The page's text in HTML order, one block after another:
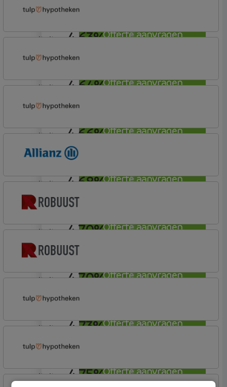
Offerte aanvragen
4,63%
Offerte aanvragen
annuiteit
4,64%
Offerte aanvragen
Tulp Compleet Hypotheken
annuiteit
4,66%
Offerte aanvragen
Tulp Compleet Hypotheken
annuiteit
4,68%
Offerte aanvragen
Tulp Compleet Hypotheken
annuiteit
4,70%
Offerte aanvragen
Allianz
annuiteit
4,70%
Offerte aanvragen
annuiteit
4,73%
Offerte aanvragen
annuiteit
4,75%
Tulp Compleet Hypotheken
annuiteit
Tulp Hypotheken